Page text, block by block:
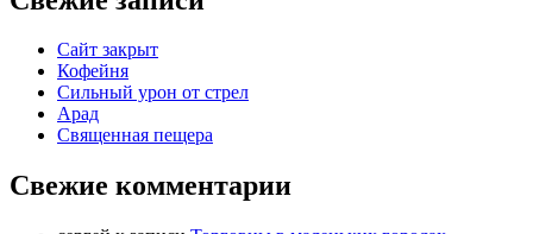
Сайт закрыт
Кофейня
Cильный урон от стрел
Арад
Священная пещера
Свежие комментарии